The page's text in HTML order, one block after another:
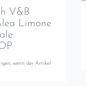
V&B
Limone
wenn der Artikel